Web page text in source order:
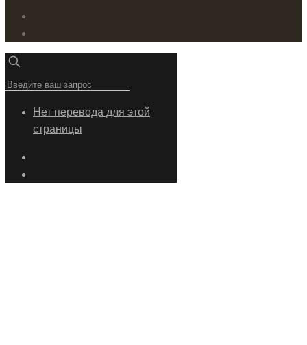
Нет перевода для этой
страницы